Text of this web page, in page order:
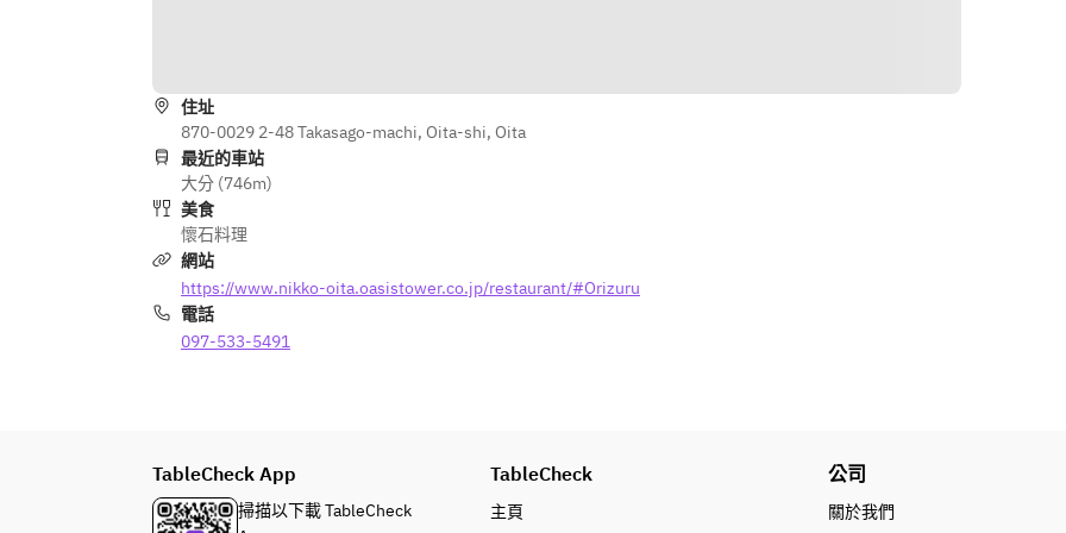
住址
870-0029 2-48 Takasago-machi, Oita-shi, Oita
最近的車站
大分 (746m)
美食
懷石料理
網站
https://www.nikko-oita.oasistower.co.jp/restaurant/#Orizuru
電話
097-533-5491
TableCheck App
掃描以下載 TableCheck
TableCheck
主頁
公司
關於我們